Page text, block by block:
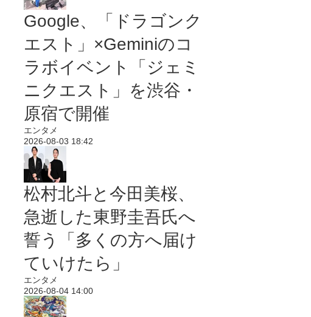
Google、「ドラゴンク
エスト」×Geminiのコ
ラボイベント「ジェミ
ニクエスト」を渋谷・
原宿で開催
エンタメ
2026-08-03 18:42
松村北斗と今田美桜、
急逝した東野圭吾氏へ
誓う「多くの方へ届け
ていけたら」
エンタメ
2026-08-04 14:00